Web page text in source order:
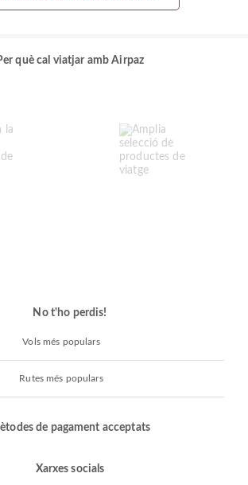
què cal viatjar amb Airpaz
No t'ho perdis!
Vols més populars
Rutes més populars
de pagament acceptats
Xarxes socials